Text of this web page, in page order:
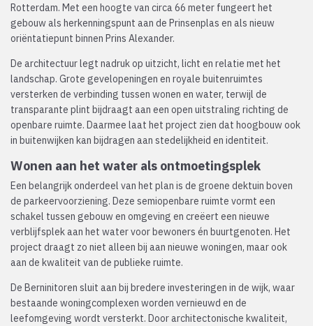
Rotterdam. Met een hoogte van circa 66 meter fungeert het
gebouw als herkenningspunt aan de Prinsenplas en als nieuw
oriëntatiepunt binnen Prins Alexander.
De architectuur legt nadruk op uitzicht, licht en relatie met het
landschap. Grote gevelopeningen en royale buitenruimtes
versterken de verbinding tussen wonen en water, terwijl de
transparante plint bijdraagt aan een open uitstraling richting de
openbare ruimte. Daarmee laat het project zien dat hoogbouw ook
in buitenwijken kan bijdragen aan stedelijkheid en identiteit.
Wonen aan het water als ontmoetingsplek
Een belangrijk onderdeel van het plan is de groene dektuin boven
de parkeervoorziening. Deze semiopenbare ruimte vormt een
schakel tussen gebouw en omgeving en creëert een nieuwe
verblijfsplek aan het water voor bewoners én buurtgenoten. Het
project draagt zo niet alleen bij aan nieuwe woningen, maar ook
aan de kwaliteit van de publieke ruimte.
De Berninitoren sluit aan bij bredere investeringen in de wijk, waar
bestaande woningcomplexen worden vernieuwd en de
leefomgeving wordt versterkt. Door architectonische kwaliteit,